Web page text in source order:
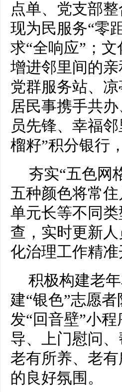
点单、党支部
现为民服务“零
求“全响应”；
增进邻里间的
党群服务站、
居民事携手共
员先锋、幸福
榴籽”积分银行
夯实“五色网
五种颜色将常
单元长等不同
查，实时更新
化治理工作精准
积极构建老
建“银色”志愿
发“回音壁”小
导、上门慰问
老有所养、老
的良好氛围。